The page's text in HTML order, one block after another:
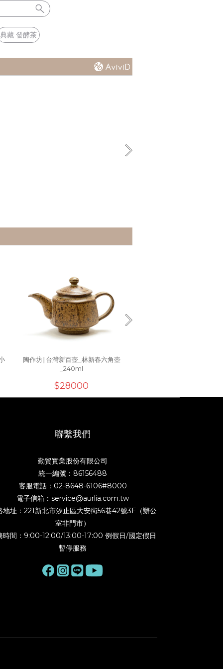
典藏 發酵茶
陶作坊∣台灣新百壺_林新春六角壺
_240ml
$28000
聯繫我們
勤貿實業股份有限公司
統一編號：86156488
客服電話：02-8648-6106#8000
電子信箱：service@aurlia.com.tw
地址：221新北市汐止區大安街56巷42號3F（辦公
室非門市）
時間：9:00-12:00/13:00-17:00 例假日/國定假日
暫停服務